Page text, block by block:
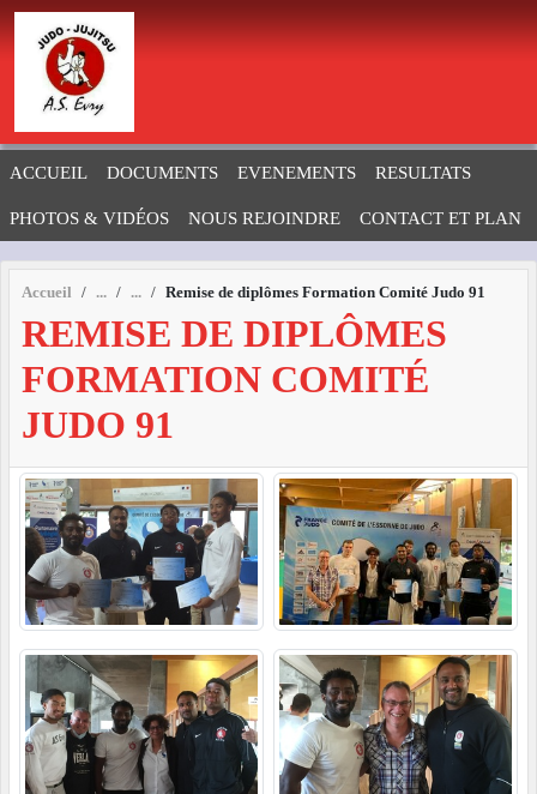
ACCUEIL DOCUMENTS EVENEMENTS RESULTATS
PHOTOS & VIDÉOS NOUS REJOINDRE CONTACT ET PLAN
Accueil Remise de diplômes Formation Comité Judo 91
REMISE DE DIPLÔMES
FORMATION COMITÉ
JUDO 91
Panneau de gestion des cookies